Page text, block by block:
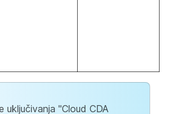
uključivanja "Cloud CDA